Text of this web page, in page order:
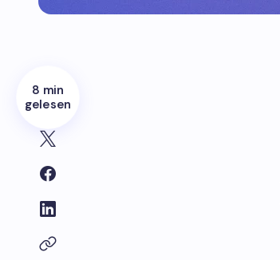
8 min
gelesen